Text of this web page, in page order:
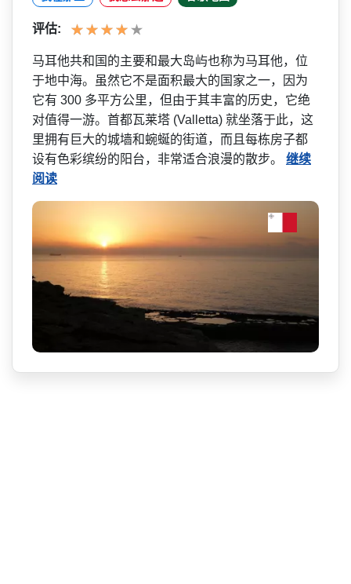
评估:
马耳他共和国的主要和最大岛­屿也称为马耳他，位
于地中海。虽然它不是面积最大的­国家之一，因为
它有 300 多平方公里，但由于其丰富的­历史，它绝
对值得一游。首都瓦莱塔 (Valletta) 就坐落于此，这
里拥有巨大的­城墙和蜿蜒的街道，而且每栋房子都
设有色彩缤纷的阳­台，非常适合浪漫的散步。 继续
阅读